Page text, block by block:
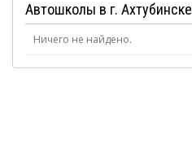
Автошколы в г. Ахтубинске
Ничего не найдено.